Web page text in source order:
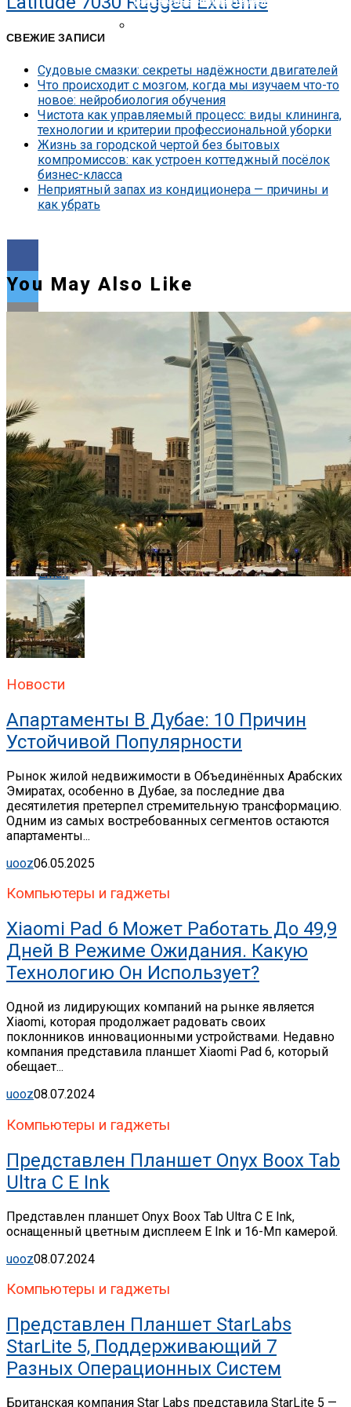
СВЕЖИЕ ЗАПИСИ
Судовые смазки: секреты надёжности двигателей
Что происходит с мозгом, когда мы изучаем что-то
новое: нейробиология обучения
Чистота как управляемый процесс: виды клининга,
технологии и критерии профессиональной уборки
Жизнь за городской чертой без бытовых
компромиссов: как устроен коттеджный посёлок
бизнес-класса
Неприятный запах из кондиционера — причины и
как убрать
Pinterest
Whatsapp
Whatsapp
Email
You May Also Like
Новости
Апартаменты В Дубае: 10 Причин
Устойчивой Популярности
Рынок жилой недвижимости в Объединённых Арабских
Эмиратах, особенно в Дубае, за последние два
десятилетия претерпел стремительную трансформацию.
Одним из самых востребованных сегментов остаются
апартаменты...
uooz06.05.2025
Компьютеры и гаджеты
Xiaomi Pad 6 Может Работать До 49,9
Дней В Режиме Ожидания. Какую
Технологию Он Использует?
Одной из лидирующих компаний на рынке является
Xiaomi, которая продолжает радовать своих
поклонников инновационными устройствами. Недавно
компания представила планшет Xiaomi Pad 6, который
обещает...
uooz08.07.2024
Компьютеры и гаджеты
Представлен Планшет Onyx Boox Tab
Ultra C E Ink
Представлен планшет Onyx Boox Tab Ultra C E Ink,
оснащенный цветным дисплеем E Ink и 16-Мп камерой.
uooz08.07.2024
Компьютеры и гаджеты
Представлен Планшет StarLabs
StarLite 5, Поддерживающий 7
Разных Операционных Систем
Британская компания Star Labs представила StarLite 5 —